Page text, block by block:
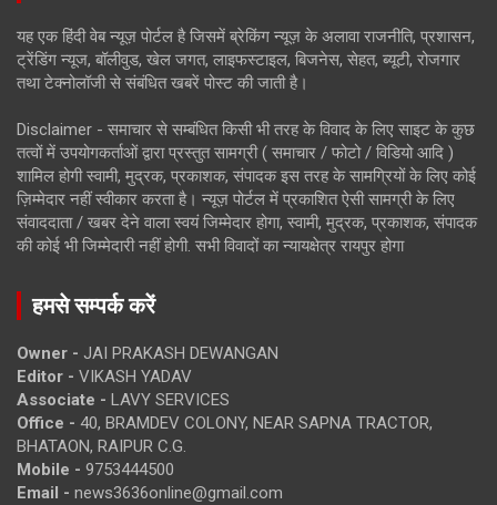
यह एक हिंदी वेब न्यूज़ पोर्टल है जिसमें ब्रेकिंग न्यूज़ के अलावा राजनीति, प्रशासन,
ट्रेंडिंग न्यूज, बॉलीवुड, खेल जगत, लाइफस्टाइल, बिजनेस, सेहत, ब्यूटी, रोजगार
तथा टेक्नोलॉजी से संबंधित खबरें पोस्ट की जाती है।
Disclaimer - समाचार से सम्बंधित किसी भी तरह के विवाद के लिए साइट के कुछ
तत्वों में उपयोगकर्ताओं द्वारा प्रस्तुत सामग्री ( समाचार / फोटो / विडियो आदि )
शामिल होगी स्वामी, मुद्रक, प्रकाशक, संपादक इस तरह के सामग्रियों के लिए कोई
ज़िम्मेदार नहीं स्वीकार करता है। न्यूज़ पोर्टल में प्रकाशित ऐसी सामग्री के लिए
संवाददाता / खबर देने वाला स्वयं जिम्मेदार होगा, स्वामी, मुद्रक, प्रकाशक, संपादक
की कोई भी जिम्मेदारी नहीं होगी. सभी विवादों का न्यायक्षेत्र रायपुर होगा
हमसे सम्पर्क करें
Owner - JAI PRAKASH DEWANGAN
Editor - VIKASH YADAV
Associate - LAVY SERVICES
Office - 40, BRAMDEV COLONY, NEAR SAPNA TRACTOR,
BHATAON, RAIPUR C.G.
Mobile - 9753444500
Email - news3636online@gmail.com